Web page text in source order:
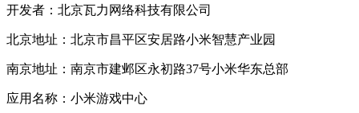
开发者：北京瓦力网络科技有限公司
北京地址：北京市昌平区安居路小米智慧产业园
南京地址：南京市建邺区永初路37号小米华东总部
应用名称：小米游戏中心